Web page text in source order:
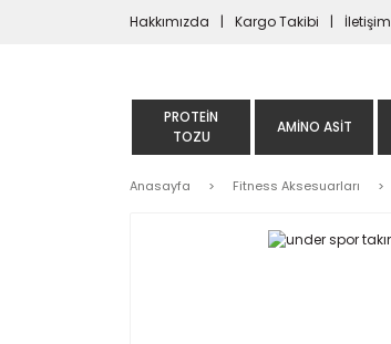
Hakkımızda Kargo Takibi İletişim
PROTEIN
TOZU
AMINO ASIT
Anasayfa Fitness Aksesuarları